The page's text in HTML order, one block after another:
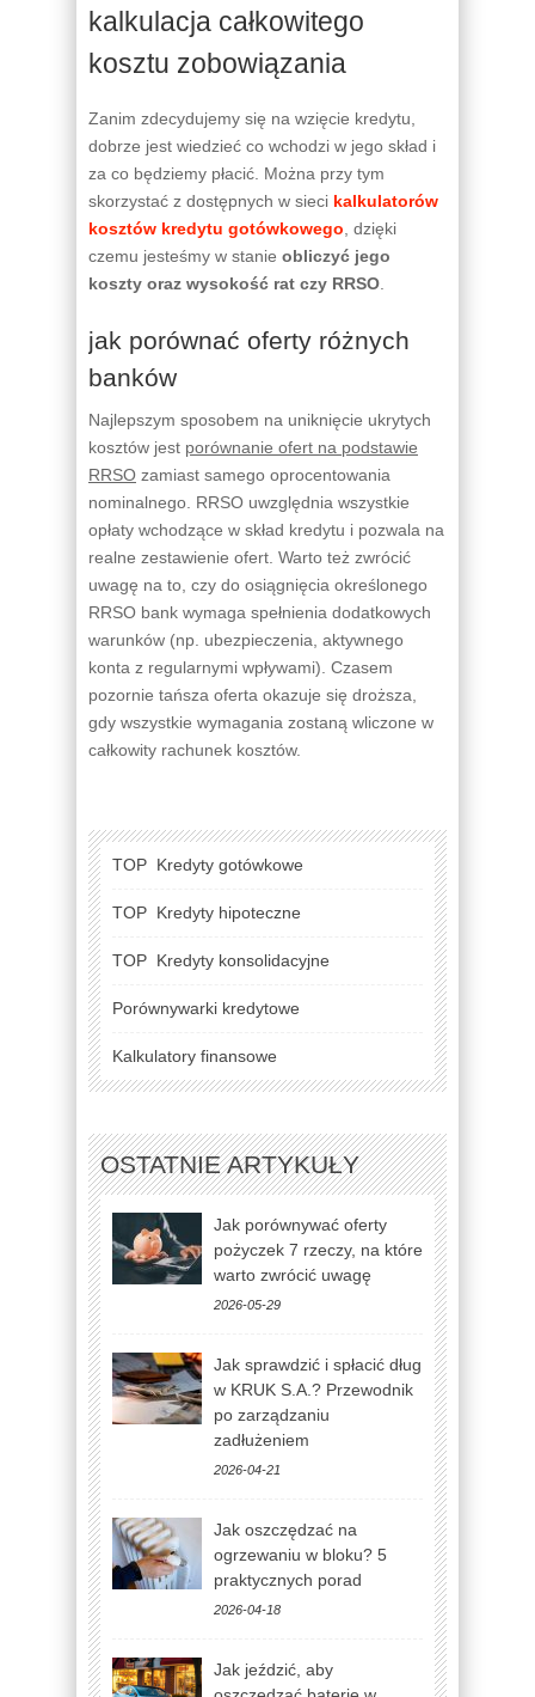
kalkulacja całkowitego
kosztu zobowiązania
Zanim zdecydujemy się na wzięcie kredytu,
dobrze jest wiedzieć co wchodzi w jego skład i
za co będziemy płacić. Można przy tym
skorzystać z dostępnych w sieci kalkulatorów
kosztów kredytu gotówkowego , dzięki
czemu jesteśmy w stanie obliczyć jego
koszty oraz wysokość rat czy RRSO
jak porównać oferty różnych
banków
Najlepszym sposobem na uniknięcie ukrytych
kosztów jest porównanie ofert na podstawie
RRSO zamiast samego oprocentowania
nominalnego. RRSO uwzględnia wszystkie
opłaty wchodzące w skład kredytu i pozwala na
realne zestawienie ofert. Warto też zwrócić
uwagę na to, czy do osiągnięcia określonego
RRSO bank wymaga spełnienia dodatkowych
warunków (np. ubezpieczenia, aktywnego
konta z regularnymi wpływami). Czasem
pozornie tańsza oferta okazuje się droższa,
gdy wszystkie wymagania zostaną wliczone w
całkowity rachunek kosztów.
TOP Kredyty gotówkowe
TOP Kredyty hipoteczne
TOP Kredyty konsolidacyjne
Porównywarki kredytowe
Kalkulatory finansowe
OSTATNIE ARTYKUŁY
Jak porównywać oferty
pożyczek 7 rzeczy, na które
warto zwrócić uwagę
2026-05-29
Jak sprawdzić i spłacić dług
w KRUK S.A.? Przewodnik
po zarządzaniu
zadłużeniem
2026-04-21
Jak oszczędzać na
ogrzewaniu w bloku? 5
praktycznych porad
2026-04-18
Jak jeździć, aby